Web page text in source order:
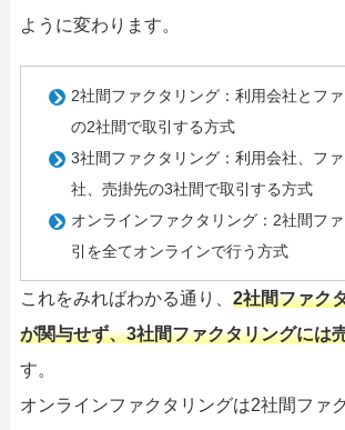
ように変わります。
2社間ファクタリング：利用会社とフ
の2社間で取引する方式
3社間ファクタリング：利用会社、フ
社、売掛先の3社間で取引する方式
オンラインファクタリング：2社間フ
引を全てオンラインで行う方式
これをみればわかる通り、 2社間ファク
が関与せず、3社間ファクタリングには
す。
オンラインファクタリングは2社間ファ